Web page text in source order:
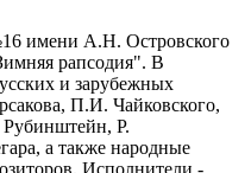
имени А.Н. Островского
рапсодия". В
и зарубежных
П.И. Чайковского,
Р.
а также народные
Исполнители -